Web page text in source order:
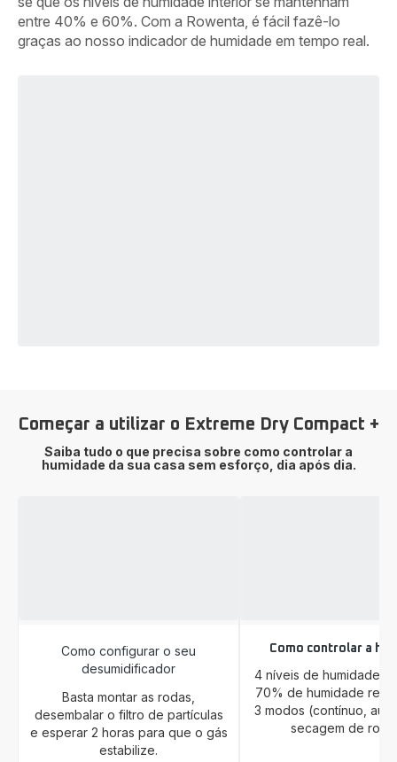
entre 40% e 60%. Com a Rowenta, é fácil fazê-lo
graças ao nosso indicador de humidade em tempo real.
Começar a utilizar o Extreme Dry Compact +
Saiba tudo o que precisa sobre como controlar a
humidade da sua casa sem esforço, dia após dia.
Como configurar o seu
desumidificador
Basta montar as rodas,
desembalar o filtro de partículas
e esperar 2 horas para que o gás
estabilize.
Como controlar a
4 níveis de humidade
70% de humidade
3 modos (contínuo,
secagem de